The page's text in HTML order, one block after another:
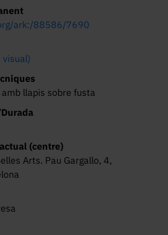
ark:/88586/7690
visual)
llapis sobre fusta
(centre)
Arts. Pau Gargallo, 4,